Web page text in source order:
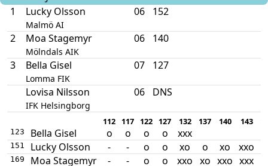
1
Lucky Olsson
Malmö AI
06 152
2 Moa Stagemyr
Mölndals AIK
06 140
3 Bella Gisel
Lomma FIK
07 127
Lovisa Nilsson
IFK Helsingborg
06 DNS
112 117 122 127 132 137 140 143
123 Bella Gisel o o o o xxx
151 Lucky Olsson - - o o xo o xo xxo
169 Moa Stagemyr - - o o xxo xo xxo xxx